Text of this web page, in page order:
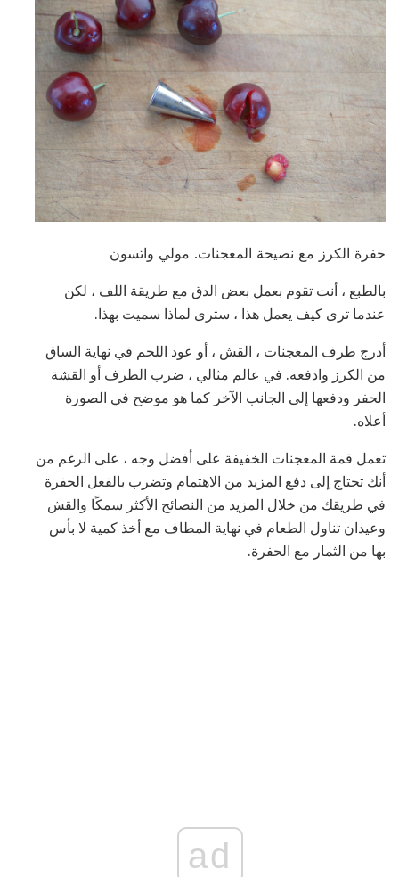
حفرة الكرز مع نصيحة المعجنات. مولي واتسون
بالطبع ، أنت تقوم بعمل بعض الدق مع طريقة اللف ، لكن
عندما ترى كيف يعمل هذا ، سترى لماذا سميت بهذا.
أدرج طرف المعجنات ، القش ، أو عود اللحم في نهاية الساق
من الكرز وادفعه. في عالم مثالي ، ضرب الطرف أو القشة
الحفر ودفعها إلى الجانب الآخر كما هو موضح في الصورة
أعلاه.
تعمل قمة المعجنات الخفيفة على أفضل وجه ، على الرغم من
أنك تحتاج إلى دفع المزيد من الاهتمام وتضرب بالفعل الحفرة
في طريقك من خلال المزيد من النصائح الأكثر سمكًا والقش
وعيدان تناول الطعام في نهاية المطاف مع أخذ كمية لا بأس
بها من الثمار مع الحفرة.
ad